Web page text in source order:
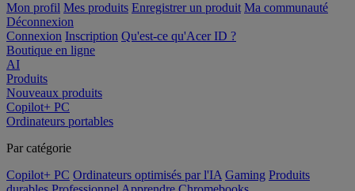
Mon profil Mes produits Enregistrer un produit Ma communauté
Déconnexion
Connexion Inscription Qu'est-ce qu'Acer ID ?
Boutique en ligne
AI
Produits
Nouveaux produits
Copilot+ PC
Ordinateurs portables
Par catégorie
Copilot+ PC Ordinateurs optimisés par l'IA Gaming Produits